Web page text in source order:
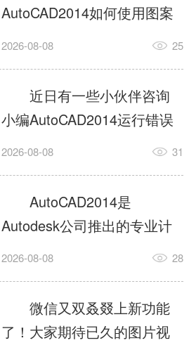
AutoCAD2014如何使用图案
填充?今日为你们带来的文章
用图案填充的内容，还有不
清楚小伙伴和小编一起去学
习一下吧。1.打开
AutoCAD2014这款软件，进
入AutoCAD2014的操作界
面，如图所示：2.在该界面内
找到矩形选项，如图所示：3.
点击矩...
2026-08-08 25
近日有一些小伙伴咨询
小编AutoCAD2014运行错误
怎么办?下面就为大家带来了
办的解决方法，有需要的小
伙伴可以来了解了解哦。1.打
开控制面板，选择
AutodeskAutoCAD2014。2.
等AutodeskAutoCAD2014的
安装程序加载完毕。3.选择添
加/...
2026-08-08 31
AutoCAD2014是
Autodesk公司推出的专业计
算机辅助设计（CAD）软
子、建筑、服装等多个工程
与设计领域。作为行业标准
工具之一，它提供了强大的
2026-08-08 28
微信又双叒叕上新功能
了！大家期待已久的图片视